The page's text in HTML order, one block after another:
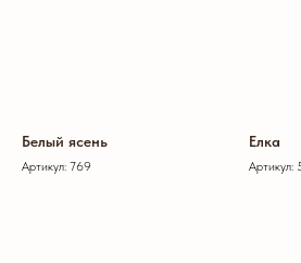
Белый ясень
Артикул: 769
Елка
Артикул: